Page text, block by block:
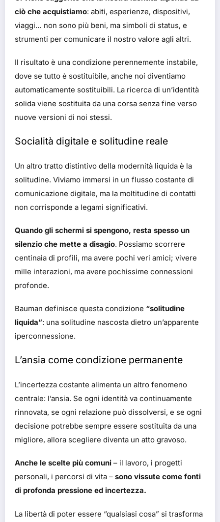
ciò che acquistiamo: abiti, esperienze, dispositivi,
viaggi… non sono più beni, ma simboli di status, e
strumenti per comunicare il nostro valore agli altri.
Il risultato è una condizione perennemente instabile,
dove se tutto è sostituibile, anche noi diventiamo
automaticamente sostituibili. La ricerca di un’identità
solida viene sostituita da una corsa senza fine verso
nuove versioni di noi stessi.
Socialità digitale e solitudine reale
Un altro tratto distintivo della modernità liquida è la
solitudine. Viviamo immersi in un flusso costante di
comunicazione digitale, ma la moltitudine di contatti
non corrisponde a legami significativi.
Quando gli schermi si spengono, resta spesso un
silenzio che mette a disagio. Possiamo scorrere
centinaia di profili, ma avere pochi veri amici; vivere
mille interazioni, ma avere pochissime connessioni
profonde.
Bauman definisce questa condizione “solitudine
liquida”: una solitudine nascosta dietro un’apparente
iperconnessione.
L’ansia come condizione permanente
L’incertezza costante alimenta un altro fenomeno
centrale: l’ansia. Se ogni identità va continuamente
rinnovata, se ogni relazione può dissolversi, e se ogni
decisione potrebbe sempre essere sostituita da una
migliore, allora scegliere diventa un atto gravoso.
Anche le scelte più comuni – il lavoro, i progetti
personali, i percorsi di vita – sono vissute come fonti
di profonda pressione ed incertezza.
La libertà di poter essere “qualsiasi cosa” si trasforma